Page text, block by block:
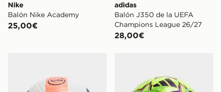
Nike
Balón Nike Academy
25,00€
adidas
Balón J350 de la UEFA
Champions League 26/27
28,00€